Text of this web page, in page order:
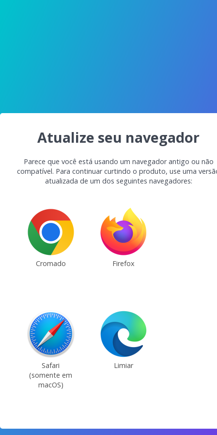
Atualize seu navegador
Parece que você está usando um navegador antigo ou não
compatível. Para continuar curtindo o produto, use uma
atualizada de um dos seguintes navegadores:
Cromado Firefox
Safari
(somente em
macOS)
Limiar